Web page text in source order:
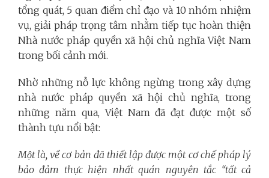
tổng quát, 5 quan điểm chỉ đạo và 10 nhóm nhiệm
vụ, giải pháp trọng tâm nhằm tiếp tục hoàn thiện
Nhà nước pháp quyền xã hội chủ nghĩa Việt Nam
trong bối cảnh mới.
Nhờ những nỗ lực không ngừng trong xây dựng
nhà nước pháp quyền xã hội chủ nghĩa, trong
những năm qua, Việt Nam đã đạt được một số
thành tựu nổi bật:
Một là, về cơ bản đã thiết lập được một cơ chế pháp lý
bảo đảm thực hiện nhất quán nguyên tắc “tất cả